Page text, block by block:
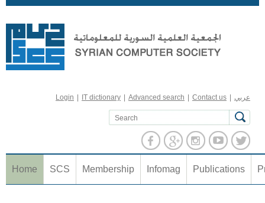
Jump to navigation
Login IT dictionary Advanced search Contact us عربي
Home SCS Membership Infomag Publications